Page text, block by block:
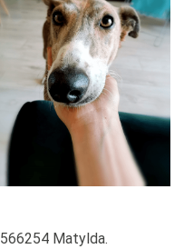
Matylda.